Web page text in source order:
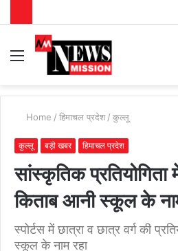
Menu
Home / हिमाचल प्रदेश / कुल्लू
कुल्लू बड़ी खबर हिमाचल प्रदेश
सांस्कृतिक
किताब आनी स्कूल के
स्पोर्टस में छात्रा व छात्र वर्ग की
स्कूल के नाम रहा